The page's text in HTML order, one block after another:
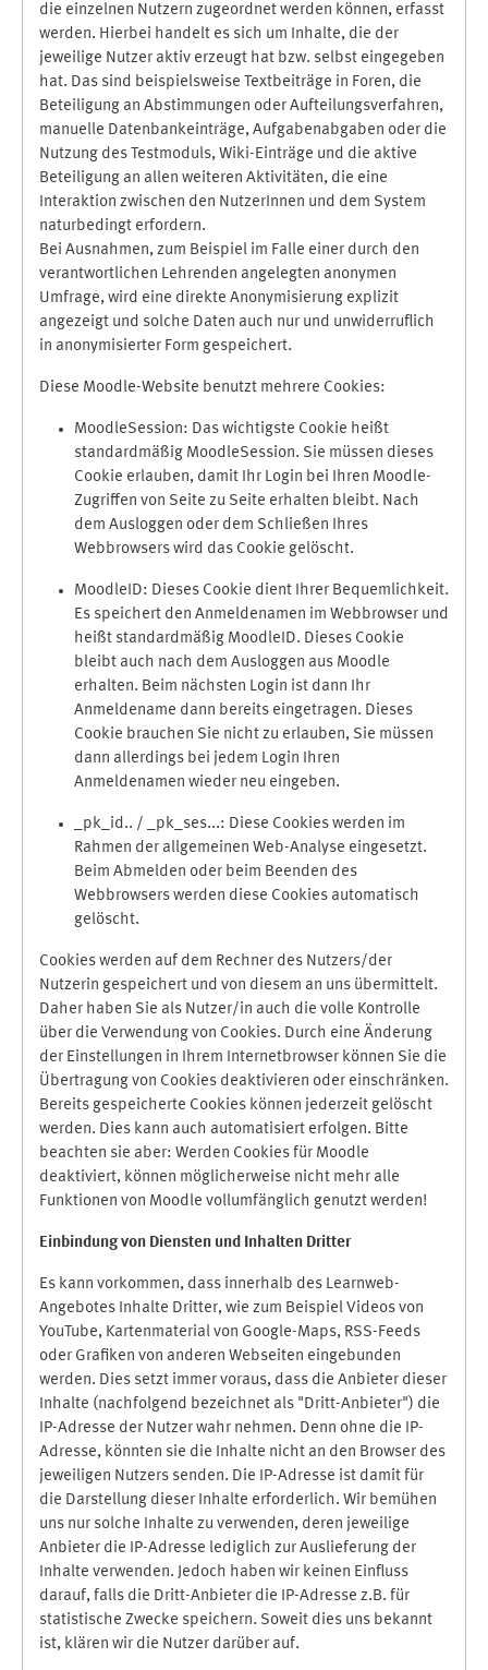
die einzelnen Nutzern zugeordnet werden können, erfasst
werden. Hierbei handelt es sich um Inhalte, die der
jeweilige Nutzer aktiv erzeugt hat bzw. selbst eingegeben
hat. Das sind beispielsweise Textbeiträge in Foren, die
Beteiligung an Abstimmungen oder Aufteilungsverfahren,
manuelle Datenbankeinträge, Aufgabenabgaben oder die
Nutzung des Testmoduls, Wiki-Einträge und die aktive
Beteiligung an allen weiteren Aktivitäten, die eine
Interaktion zwischen den NutzerInnen und dem System
naturbedingt erfordern.
Bei Ausnahmen, zum Beispiel im Falle einer durch den
verantwortlichen Lehrenden angelegten anonymen
Umfrage, wird eine direkte Anonymisierung explizit
angezeigt und solche Daten auch nur und unwiderruflich
in anonymisierter Form gespeichert.
Diese Moodle-Website benutzt mehrere Cookies:
MoodleSession: Das wichtigste Cookie heißt
standardmäßig MoodleSession. Sie müssen dieses
Cookie erlauben, damit Ihr Login bei Ihren Moodle-
Zugriffen von Seite zu Seite erhalten bleibt. Nach
dem Ausloggen oder dem Schließen Ihres
Webbrowsers wird das Cookie gelöscht.
MoodleID: Dieses Cookie dient Ihrer Bequemlichkeit.
Es speichert den Anmeldenamen im Webbrowser und
heißt standardmäßig MoodleID. Dieses Cookie
bleibt auch nach dem Ausloggen aus Moodle
erhalten. Beim nächsten Login ist dann Ihr
Anmeldename dann bereits eingetragen. Dieses
Cookie brauchen Sie nicht zu erlauben, Sie müssen
dann allerdings bei jedem Login Ihren
Anmeldenamen wieder neu eingeben.
_pk_id.. / _pk_ses...: Diese Cookies werden im
Rahmen der allgemeinen Web-Analyse eingesetzt.
Beim Abmelden oder beim Beenden des
Webbrowsers werden diese Cookies automatisch
gelöscht.
Cookies werden auf dem Rechner des Nutzers/der
Nutzerin gespeichert und von diesem an uns übermittelt.
Daher haben Sie als Nutzer/in auch die volle Kontrolle
über die Verwendung von Cookies. Durch eine Änderung
der Einstellungen in Ihrem Internetbrowser können Sie die
Übertragung von Cookies deaktivieren oder einschränken.
Bereits gespeicherte Cookies können jederzeit gelöscht
werden. Dies kann auch automatisiert erfolgen. Bitte
beachten sie aber: Werden Cookies für Moodle
deaktiviert, können möglicherweise nicht mehr alle
Funktionen von Moodle vollumfänglich genutzt werden!
Einbindung von Diensten und Inhalten Dritter
Es kann vorkommen, dass innerhalb des Learnweb-
Angebotes Inhalte Dritter, wie zum Beispiel Videos von
YouTube, Kartenmaterial von Google-Maps, RSS-Feeds
oder Grafiken von anderen Webseiten eingebunden
werden. Dies setzt immer voraus, dass die Anbieter dieser
Inhalte (nachfolgend bezeichnet als "Dritt-Anbieter") die
IP-Adresse der Nutzer wahr nehmen. Denn ohne die IP-
Adresse, könnten sie die Inhalte nicht an den Browser des
jeweiligen Nutzers senden. Die IP-Adresse ist damit für
die Darstellung dieser Inhalte erforderlich. Wir bemühen
uns nur solche Inhalte zu verwenden, deren jeweilige
Anbieter die IP-Adresse lediglich zur Auslieferung der
Inhalte verwenden. Jedoch haben wir keinen Einfluss
darauf, falls die Dritt-Anbieter die IP-Adresse z.B. für
statistische Zwecke speichern. Soweit dies uns bekannt
ist, klären wir die Nutzer darüber auf.